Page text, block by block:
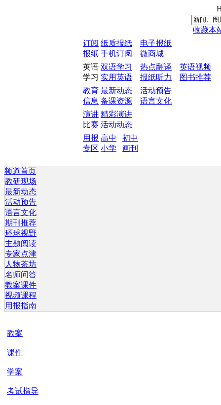
收藏本
订阅
报纸
纸质报纸
电子报纸
手机订阅
微商城
英语
学习
双语学习 热点翻译
英语视频
实用英语
报纸听力
图书推荐
教育
信息
最新动态
活动预告
备课资源
语言文化
演讲
比赛
精彩演讲
活动动态
用报
专区
高中
初中
小学
画刊
频道首页
教研现场
最新动态
活动预告
语言文化
期刊推荐
环球视野
主题阅读
专家点津
人物茶坊
名师问答
教案课件
视频课程
用报指南
教案
课件
学案
考试指导